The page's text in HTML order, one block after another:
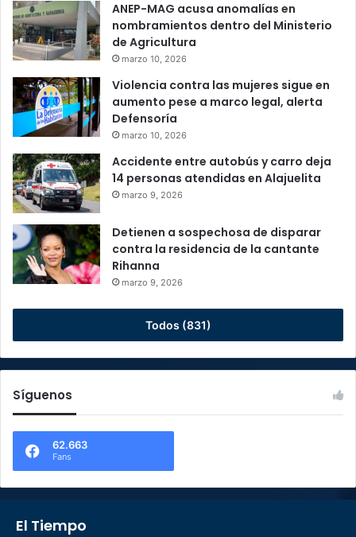
ANEP-MAG acusa anomalías en
nombramientos dentro del Ministerio
de Agricultura
marzo 10, 2026
Violencia contra las mujeres sigue en
aumento pese a marco legal, alerta
Defensoría
marzo 10, 2026
Accidente entre autobús y carro deja
14 personas atendidas en Alajuelita
marzo 9, 2026
Detienen a sospechosa de disparar
contra la residencia de la cantante
Rihanna
marzo 9, 2026
Todos (831)
Síguenos
62.663
Fans
El Tiempo